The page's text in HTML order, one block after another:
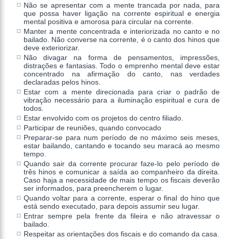
Não se apresentar com a mente trancada por nada, para
que possa haver ligação na corrente espiritual e energia
mental positiva e amorosa para circular na corrente.
Manter a mente concentrada e interiorizada no canto e no
bailado. Não converse na corrente, é o canto dos hinos que
deve exteriorizar.
Não divagar na forma de pensamentos, impressões,
distrações e fantasias. Todo o emprenho mental deve estar
concentrado na afirmação do canto, nas verdades
declaradas pelos hinos.
Estar com a mente direcionada para criar o padrão de
vibração necessário para a iluminação espiritual e cura de
todos.
Estar envolvido com os projetos do centro filiado.
Participar de reuniões, quando convocado
Preparar-se para num período de no máximo seis meses,
estar bailando, cantando e tocando seu maracá ao mesmo
tempo.
Quando sair da corrente procurar faze-lo pelo período de
três hinos e comunicar a saída ao companheiro da direita.
Caso haja a necessidade de mais tempo os fiscais deverão
ser informados, para preencherem o lugar.
Quando voltar para a corrente, esperar o final do hino que
está sendo executado, para depois assumir seu lugar.
Entrar sempre pela frente da fileira e não atravessar o
bailado.
Respeitar as orientações dos fiscais e do comando da casa.